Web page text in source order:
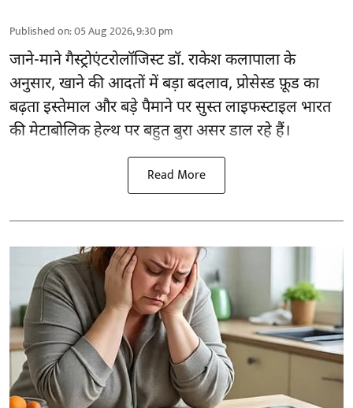
Published on:05 Aug 2026, 9:30 pm
जाने-माने गैस्ट्रोएंटरोलॉजिस्ट डॉ. राकेश कलापाला के
अनुसार, खाने की आदतोंमें बड़ा बदलाव, प्रोसेस्ड फ़ूड का
बढ़ता इस्तेमाल और बड़े पैमाने पर सुस्त लाइफस्टाइल भारत
की मेटाबोलिक हेल्थ पर बहुत बुरा असर डाल रहे हैं।
Read More